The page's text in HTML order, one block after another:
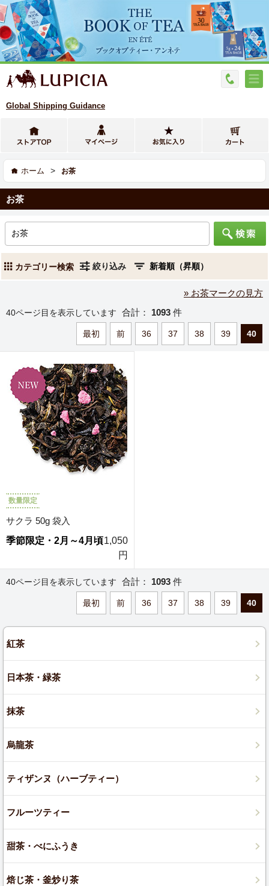
Global Shipping Guidance
ホーム > お茶
お茶
カテゴリー検索 絞り込み
» お茶マークの見方
40ページ目を表示しています 合計： 1093 件
最初 前 36 37 38 39 40
数量限定
サクラ 50g 袋入
季節限定・2月～4月頃1,050
円
40ページ目を表示しています 合計： 1093 件
最初 前 36 37 38 39 40
紅茶
日本茶・緑茶
抹茶
烏龍茶
ティザンヌ（ハーブティー）
フルーツティー
甜茶・べにふうき
焙じ茶・釜炒り茶